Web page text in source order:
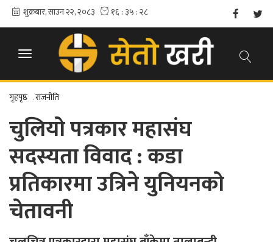
गृहपृष्ठ .राजनीति
चुलियो पत्रकार महासंघ
सदस्यता विवाद : कडा
प्रतिकारमा उत्रिने युनियनको
चेतावनी